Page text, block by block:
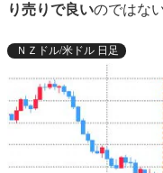
り売りで良いのではな
ＮＺドル/米ドル 日足